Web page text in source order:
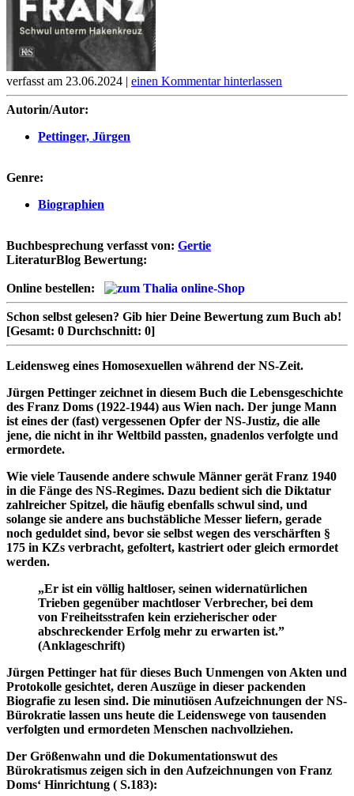
verfasst am 23.06.2024 | einen Kommentar hinterlassen
Autorin/Autor:
Pettinger, Jürgen
Genre:
Biographien
Buchbesprechung verfasst von: Gertie
LiteraturBlog Bewertung:
Online bestellen:
Schon selbst gelesen? Gib hier Deine Bewertung zum Buch ab!
[Gesamt: 0 Durchschnitt: 0]
Leidensweg eines Homosexuellen während der NS-Zeit.
Jürgen Pettinger zeichnet in diesem Buch die Lebensgeschichte
des Franz Doms (1922-1944) aus Wien nach. Der junge Mann
ist eines der (fast) vergessenen Opfer der NS-Justiz, die alle
jene, die nicht in ihr Weltbild passten, gnadenlos verfolgte und
ermordete.
Wie viele Tausende andere schwule Männer gerät Franz 1940
in die Fänge des NS-Regimes. Dazu bedient sich die Diktatur
zahlreicher Spitzel, die häufig ebenfalls schwul sind, und
solange sie andere ans buchstäbliche Messer liefern, gerade
noch geduldet sind, bevor sie selbst wegen des verschärften §
175 in KZs verbracht, gefoltert, kastriert oder gleich ermordet
werden.
„Er ist ein völlig haltloser, seinen widernatürlichen
Trieben gegenüber machtloser Verbrecher, bei dem
von Freiheitsstrafen kein erzieherischer oder
abschreckender Erfolg mehr zu erwarten ist.”
(Anklageschrift)
Jürgen Pettinger hat für dieses Buch Unmengen von Akten und
Protokolle gesichtet, deren Auszüge in dieser packenden
Biografie zu lesen sind. Die minutiösen Aufzeichnungen der NS-
Bürokratie lassen uns heute die Leidenswege von tausenden
verfolgten und ermordeten Menschen nachvollziehen.
Der Größenwahn und die Dokumentationswut des
Bürokratismus zeigen sich in den Aufzeichnungen von Franz
Doms‘ Hinrichtung ( S.183):